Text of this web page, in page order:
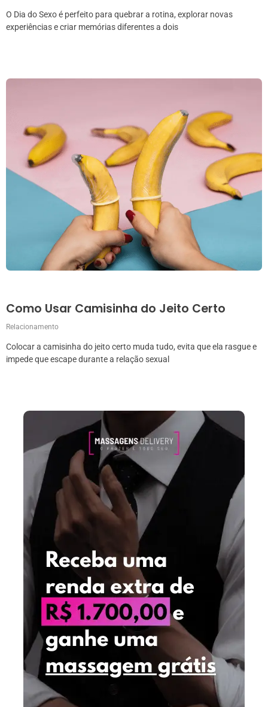
O Dia do Sexo é perfeito para quebrar a rotina, explorar novas
experiências e criar memórias diferentes a dois
Como Usar Camisinha do Jeito Certo
Relacionamento
Colocar a camisinha do jeito certo muda tudo, evita que ela rasgue e
impede que escape durante a relação sexual